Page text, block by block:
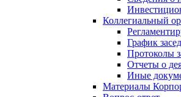
Коллегиальный
График
Протоколы
Отчеты о
Иные
Материалы